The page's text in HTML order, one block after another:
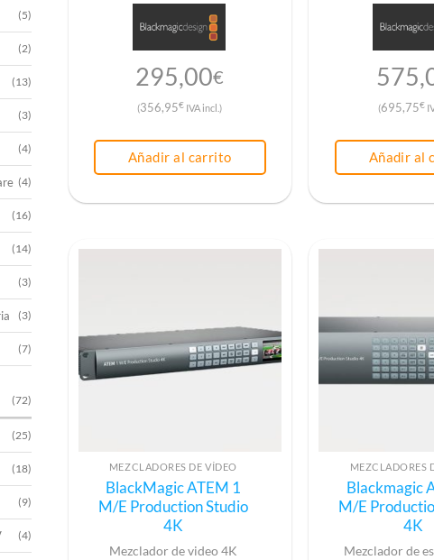
(5)
(2)
(13)
(3)
(4)
(4)
(16)
(14)
(3)
(3)
(7)
(72)
(25)
(18)
(9)
(4)
295,00€
(356,95€ IVA incl.)
Añadir al carrito
(695,75€
Añadir al
MEZCLADORES DE VÍDEO
BlackMagic ATEM 1
M/E Production Studio
4K
Mezclador de video 4K
MEZCLADORES
Blackmagic
M/E
4K
Mezclador de